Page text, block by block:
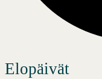
Elopäivät